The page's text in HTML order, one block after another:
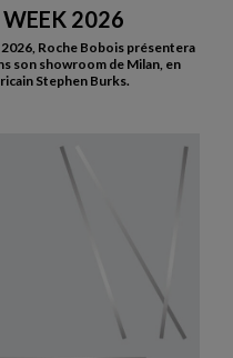
2026
Roche Bobois présentera
son showroom de Milan, en
Stephen Burks.